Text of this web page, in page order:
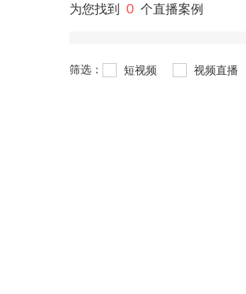
为您找到 0 个直播案例
筛选： 短视频 视频直播